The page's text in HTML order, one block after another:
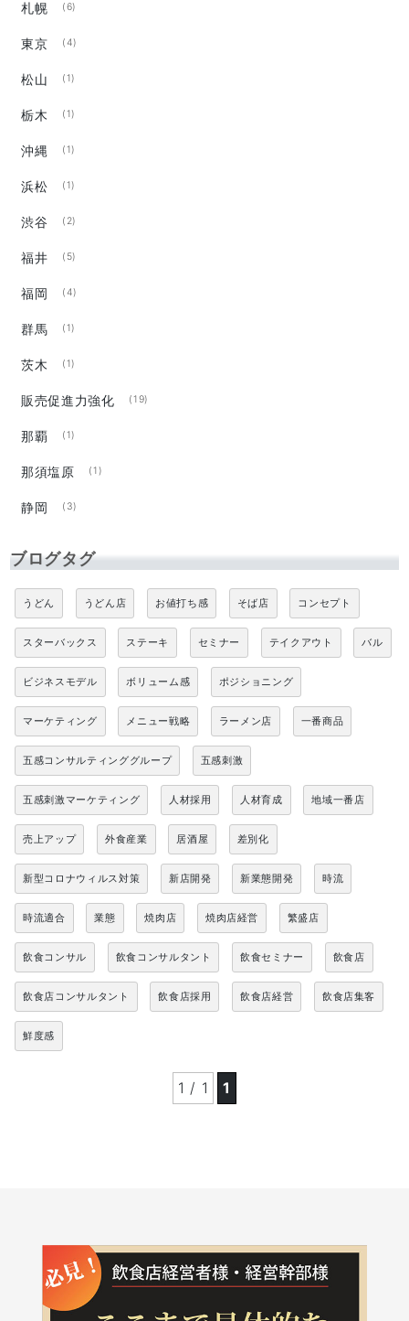
札幌 (6)
東京 (4)
松山 (1)
栃木 (1)
沖縄 (1)
浜松 (1)
渋谷 (2)
福井 (5)
福岡 (4)
群馬 (1)
茨木 (1)
販売促進力強化 (19)
那覇 (1)
那須塩原 (1)
静岡 (3)
ブログタグ
うどん うどん店 お値打ち感 そば店 コンセプト
スターバックス ステーキ セミナー テイクアウト バル
ビジネスモデル ボリューム感 ポジショニング
マーケティング メニュー戦略 ラーメン店 一番商品
五感コンサルティンググループ 五感刺激
五感刺激マーケティング 人材採用 人材育成 地域一番店
売上アップ 外食産業 居酒屋 差別化
新型コロナウィルス対策 新店開発 新業態開発 時流
時流適合 業態 焼肉店 焼肉店経営 繁盛店
飲食コンサル 飲食コンサルタント 飲食セミナー 飲食店
飲食店コンサルタント 飲食店採用 飲食店経営 飲食店集客
鮮度感
1 / 1 1